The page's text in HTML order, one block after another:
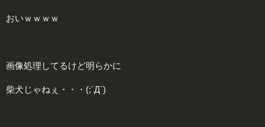
おいｗｗｗｗ
画像処理してるけど明らかに
柴犬じゃねぇ・・・(;´Д`)